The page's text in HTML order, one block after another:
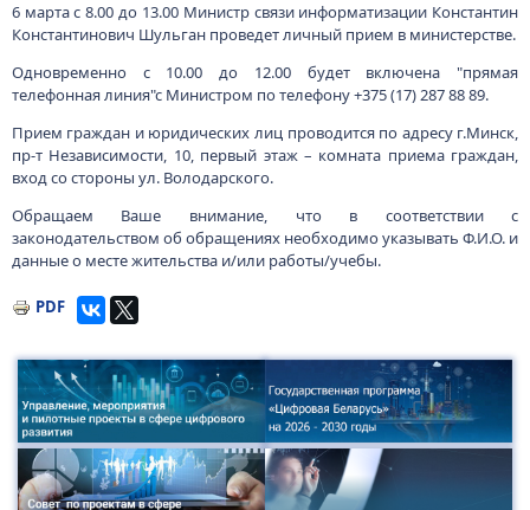
6 марта с 8.00 до 13.00 Министр связи информатизации Константин
Константинович Шульган проведет личный прием в министерстве.
Одновременно с 10.00 до 12.00 будет включена "прямая
телефонная линия"с Министром по телефону +375 (17) 287 88 89.
Прием граждан и юридических лиц проводится по адресу г.Минск,
пр-т Независимости, 10, первый этаж – комната приема граждан,
вход со стороны ул. Володарского.
Обращаем Ваше внимание, что в соответствии с
законодательством об обращениях необходимо указывать Ф.И.О. и
данные о месте жительства и/или работы/учебы.
PDF